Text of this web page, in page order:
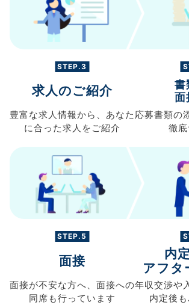
STEP.3
求人のご紹介
豊富な求人情報から、 あなた
に合った求人を ご紹介
書
面
応募書類の
徹
STEP.5
面接
面接が不安な方へ、 面接への
同席も行っています
内
アフタ
年収交渉や
内定後